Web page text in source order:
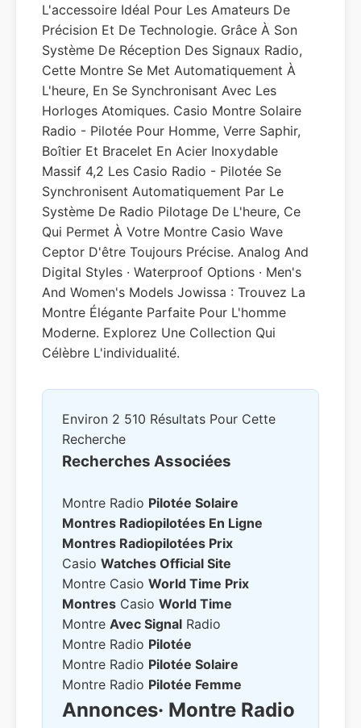
L'accessoire Idéal Pour Les Amateurs De
Précision Et De Technologie. Grâce À Son
Système De Réception Des Signaux Radio,
Cette Montre Se Met Automatiquement À
L'heure, En Se Synchronisant Avec Les
Horloges Atomiques. Casio Montre Solaire
Radio - Pilotée Pour Homme, Verre Saphir,
Boîtier Et Bracelet En Acier Inoxydable
Massif 4,2 Les Casio Radio - Pilotée Se
Synchronisent Automatiquement Par Le
Système De Radio Pilotage De L'heure, Ce
Qui Permet À Votre Montre Casio Wave
Ceptor D'être Toujours Précise. Analog And
Digital Styles · Waterproof Options · Men's
And Women's Models Jowissa : Trouvez La
Montre Élégante Parfaite Pour L'homme
Moderne. Explorez Une Collection Qui
Célèbre L'individualité.
Environ 2 510 Résultats Pour Cette
Recherche
Recherches Associées
Montre Radio Pilotée Solaire
Montres Radiopilotées En Ligne
Montres Radiopilotées Prix
Casio Watches Official Site
Montre Casio World Time Prix
Montres Casio World Time
Montre Avec Signal Radio
Montre Radio Pilotée
Montre Radio Pilotée Solaire
Montre Radio Pilotée Femme
Annonces· Montre Radio